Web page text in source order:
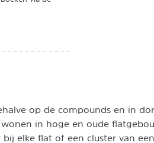
op de compounds en in
in hoge en oude
elke flat of een cluster van